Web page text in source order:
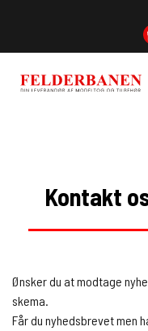
Kontakt
Ønsker du at modtage
skema.
Får du nyhedsbrevet men